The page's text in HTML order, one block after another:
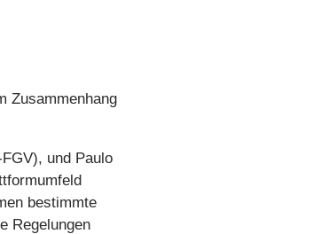
Zusammenhang
und Paulo
bestimmte
Regelungen